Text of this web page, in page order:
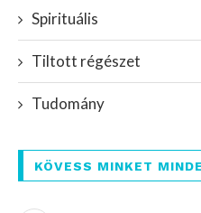
Spirituális
Tiltott régészet
Tudomány
KÖVESS MINKET